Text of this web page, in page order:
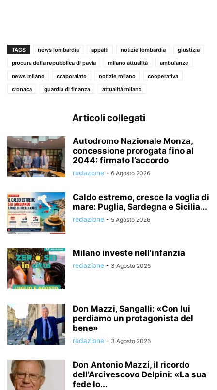
TAGS news lombardia appalti notizie lombardia
giustizia
procura della repubblica di pavia
milano attualità
ambulanze
news milano
ccaporalato notizie milano
cooperativa
cronaca
guardia di finanza attualità milano
Articoli collegati
Autodromo Nazionale Monza,
concessione prorogata fino al
2044: firmato l’accordo
redazione - 6 Agosto 2026
Caldo estremo, cresce la voglia di
mare: Puglia, Sardegna e Sicilia...
redazione - 5 Agosto 2026
Milano investe nell’infanzia
redazione - 3 Agosto 2026
Don Mazzi, Sangalli: «Con lui
perdiamo un protagonista del
bene»
redazione - 3 Agosto 2026
Don Antonio Mazzi, il ricordo
dell’Arcivescovo Delpini: «La sua
fede lo...